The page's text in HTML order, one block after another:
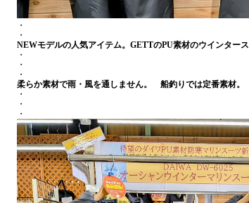
・
・
NEWモデルの人気アイテム。GETTのPU素材のウインター
・
・
・
柔らか素材で雨・風を通しません。 船釣りでは定番素材。
・
・
・